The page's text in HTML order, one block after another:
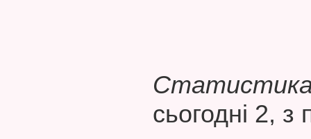
Статистика
сьогодні 2, з